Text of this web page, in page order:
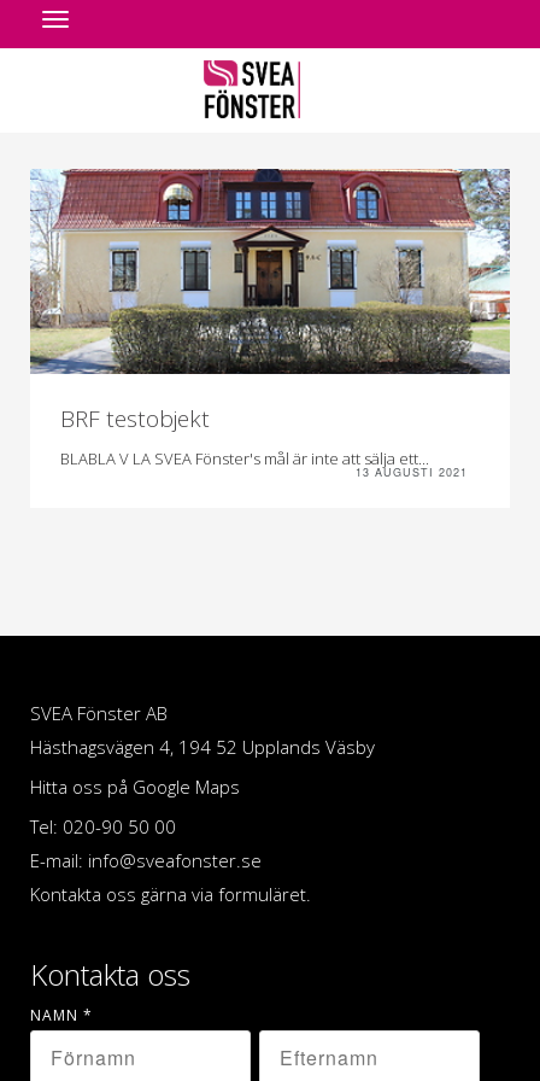
Toggle
navigation
BRF testobjekt
BLABLA V LA SVEA Fönster's mål är inte att sälja ett...
13 AUGUSTI 2021
SVEA Fönster AB
Hästhagsvägen 4, 194 52 Upplands Väsby
Hitta oss på Google Maps
Tel: 020-90 50 00
E-mail: info@sveafonster.se
Kontakta oss gärna via formuläret.
Kontakta oss
NAMN *